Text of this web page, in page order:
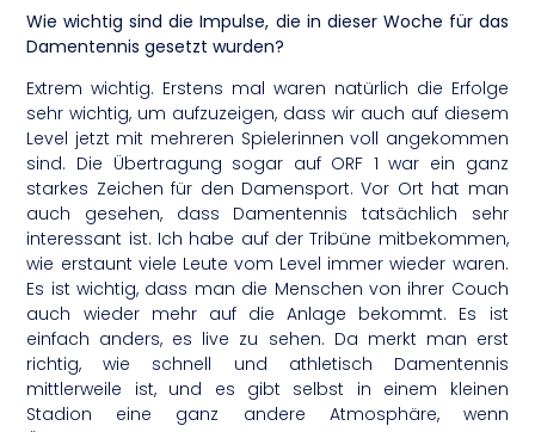
Wie wichtig sind die Impulse, die in dieser Woche für das
Damentennis gesetzt wurden?
Extrem wichtig. Erstens mal waren natürlich die Erfolge
sehr wichtig, um aufzuzeigen, dass wir auch auf diesem
Level jetzt mit mehreren Spielerinnen voll angekommen
sind. Die Übertragung sogar auf ORF 1 war ein ganz
starkes Zeichen für den Damensport. Vor Ort hat man
auch gesehen, dass Damentennis tatsächlich sehr
interessant ist. Ich habe auf der Tribüne mitbekommen,
wie erstaunt viele Leute vom Level immer wieder waren.
Es ist wichtig, dass man die Menschen von ihrer Couch
auch wieder mehr auf die Anlage bekommt. Es ist
einfach anders, es live zu sehen. Da merkt man erst
richtig, wie schnell und athletisch Damentennis
mittlerweile ist, und es gibt selbst in einem kleinen
Stadion eine ganz andere Atmosphäre, wenn